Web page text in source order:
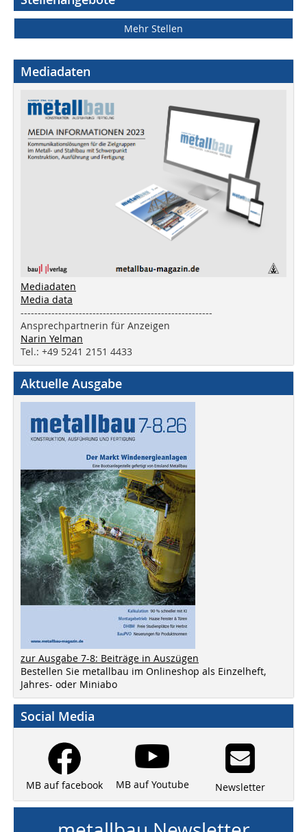
Mehr Stellen
Mediadaten
Mediadaten
Media data
--------------------------------------------------------
Ansprechpartnerin für Anzeigen
Narin Yelman
Tel.: +49 5241 2151 4433
Aktuelle Ausgabe
zur Ausgabe 7-8: Beiträge in Auszügen
Bestellen Sie metallbau im Onlineshop als Einzelheft,
Jahres- oder Miniabo
Social Media
MB auf facebook MB auf Youtube Newsletter